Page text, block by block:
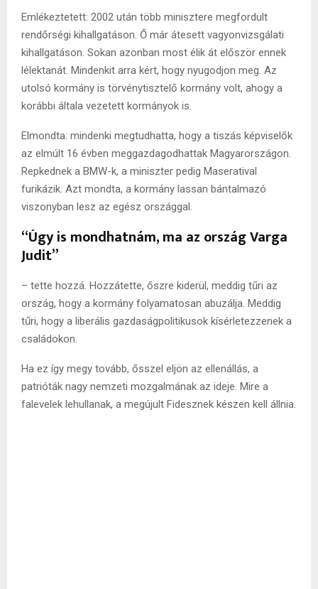
Emlékeztetett: 2002 után több minisztere megfordult
rendőrségi kihallgatáson. Ő már átesett vagyonvizsgálati
kihallgatáson. Sokan azonban most élik át először ennek
lélektanát. Mindenkit arra kért, hogy nyugodjon meg. Az
utolsó kormány is törvénytisztelő kormány volt, ahogy a
korábbi általa vezetett kormányok is.
Elmondta: mindenki megtudhatta, hogy a tiszás képviselők
az elmúlt 16 évben meggazdagodhattak Magyarországon.
Repkednek a BMW-k, a miniszter pedig Maseratival
furikázik. Azt mondta, a kormány lassan bántalmazó
viszonyban lesz az egész országgal.
“Úgy is mondhatnám, ma az ország Varga
Judit”
– tette hozzá. Hozzátette, őszre kiderül, meddig tűri az
ország, hogy a kormány folyamatosan abuzálja. Meddig
tűri, hogy a liberális gazdaságpolitikusok kísérletezzenek a
családokon.
Ha ez így megy tovább, ősszel eljön az ellenállás, a
patrióták nagy nemzeti mozgalmának az ideje. Mire a
falevelek lehullanak, a megújult Fidesznek készen kell állnia.